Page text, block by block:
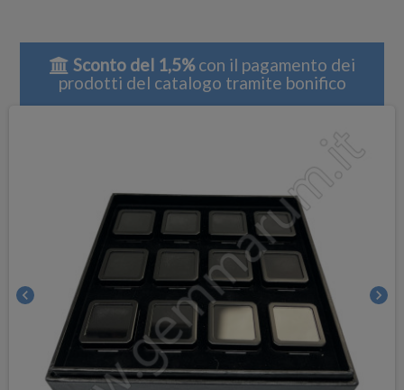
Sconto del 1,5%con il pagamento dei
prodotti del catalogo tramite bonifico
chevron_left chevron_right